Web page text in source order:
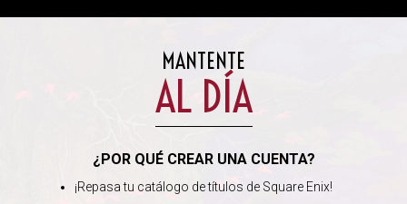
MANTENTE
AL DÍA
¿POR QUÉ CREAR UNA CUENTA?
¡Repasa tu catálogo de títulos de Square Enix!